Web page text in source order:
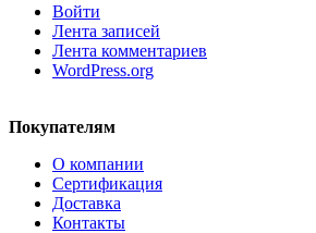
Войти
Лента записей
Лента комментариев
WordPress.org
Покупателям
О компании
Сертификация
Доставка
Контакты